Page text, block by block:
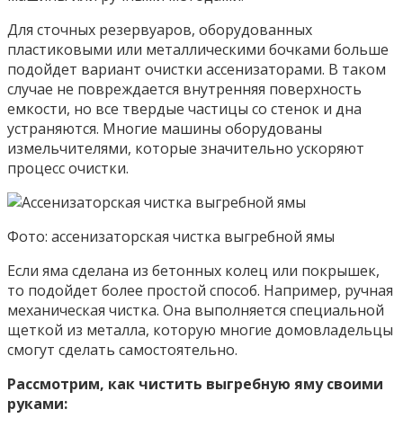
Для сточных резервуаров, оборудованных
пластиковыми или металлическими бочками больше
подойдет вариант очистки ассенизаторами. В таком
случае не повреждается внутренняя поверхность
емкости, но все твердые частицы со стенок и дна
устраняются. Многие машины оборудованы
измельчителями, которые значительно ускоряют
процесс очистки.
Фото: ассенизаторская чистка выгребной ямы
Если яма сделана из бетонных колец или покрышек,
то подойдет более простой способ. Например, ручная
механическая чистка. Она выполняется специальной
щеткой из металла, которую многие домовладельцы
смогут сделать самостоятельно.
Рассмотрим, как чистить выгребную яму своими
руками: